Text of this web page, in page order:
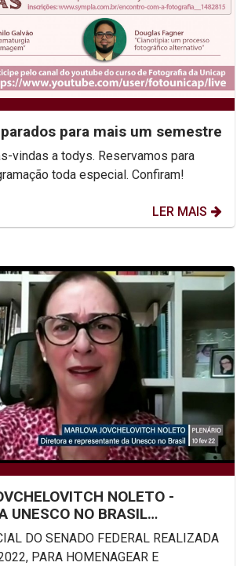
para mais um semestre
vindas a todys. Reservamos para
toda especial. Confiram!
LER MAIS
NOLETO -
UNESCO NO BRASIL
SESSÃO ESPECIAL DO...
DO SENADO FEDERAL REALIZADA
PARA HOMENAGEAR E